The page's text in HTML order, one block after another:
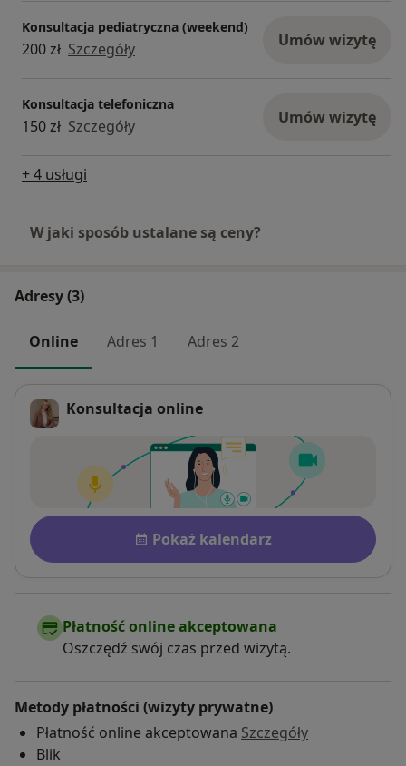
Konsultacja pediatryczna (weekend)
200 zł Szczegóły Umów wizytę
Konsultacja telefoniczna
150 zł Szczegóły Umów wizytę
+ 4 usługi
W jaki sposób ustalane są ceny?
Adresy (3)
Online Adres 1 Adres 2
Konsultacja online
Dostępność
Pokaż kalendarz
Płatność online akceptowana
Oszczędź swój czas przed wizytą.
Metody płatności (wizyty prywatne)
Płatność online akceptowana Szczegóły
Blik